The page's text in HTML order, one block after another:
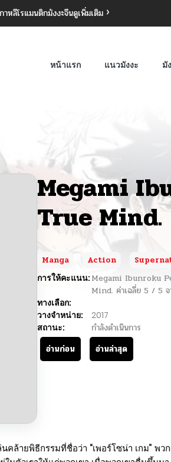
าหลีโรแมนติกมังงะจีนดูเพิ่มเติม
หน้าแรก แนวมังงะ มั
Megami
True Mind.
Manga Action
การให้คะแนน: Megami Ibunroku
Mind. ค่าเฉลี่ย 5 / 5
ทางเลือก:
วางจำหน่าย:
2017
สถานะ:
กำลังดำเนินการ
อ่านก่อน
อ่านล่าสุด
คล้ายพิธีกรรมที่ชื่อว่า “เพอร์โซน่า เกม”